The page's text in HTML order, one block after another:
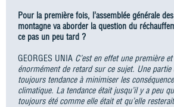
Pour la première fois, l’assemblée générale
montagne va aborder la question du
ce pas un peu tard ?
GEORGES UNIA C’est en effet une première
énormément de retard sur ce sujet. Une
toujours tendance à minimiser les
climatique. La tendance était jusqu’il y a peu
toujours été comme elle était et qu’elle